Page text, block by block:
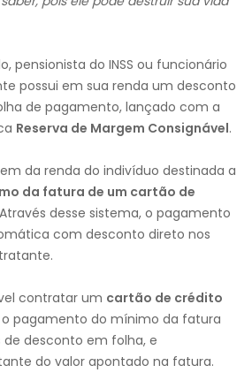
pensionista do INSS ou funcionário
possui em sua renda um desconto
de pagamento, lançado com a
Reserva de Margem Consignável.
da renda do indivíduo destinada a
da fatura de um cartão de
desse sistema, o pagamento
com desconto direto nos
contratar um cartão de crédito
o pagamento do mínimo da fatura
desconto em folha, e
do valor apontado na fatura.